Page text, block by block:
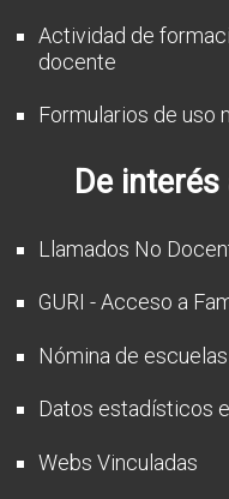
Actividad de
docente
Formularios de uso
De
Llamados No
GURI - Acceso a
Nómina de escuelas
Datos estadísticos
Webs Vinculadas